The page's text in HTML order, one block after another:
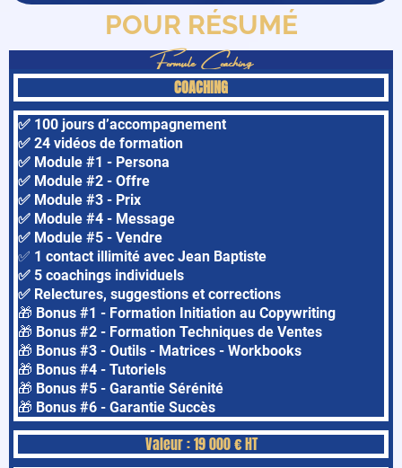
POUR RÉSUMÉ
Formule Coaching
COACHING
✅ 100 jours d’accompagnement
✅ 24 vidéos de formation
✅ Module #1 - Persona
✅ Module #2 - Offre
✅ Module #3 - Prix
✅ Module #4 - Message
✅ Module #5 - Vendre
✅ 1 contact illimité avec Jean Baptiste
✅ 5 coachings individuels
✅ Relectures, suggestions et corrections
🎁 Bonus #1 - Formation Initiation au Copywriting
🎁 Bonus #2 - Formation Techniques de Ventes
🎁 Bonus #3 - Outils - Matrices - Workbooks
🎁 Bonus #4 - Tutoriels
🎁 Bonus #5 - Garantie Sérénité
🎁 Bonus #6 - Garantie Succès
Valeur : 19 000 € HT